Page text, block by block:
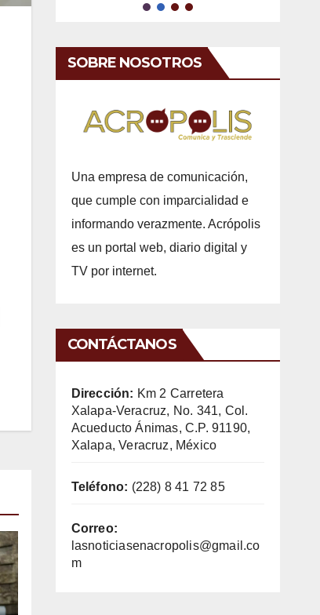
SOBRE NOSOTROS
Una empresa de comunicación,
que cumple con imparcialidad e
informando verazmente. Acrópolis
es un portal web, diario digital y
TV por internet.
CONTÁCTANOS
Dirección: Km 2 Carretera
Xalapa-Veracruz, No. 341, Col.
Acueducto Ánimas, C.P. 91190,
Xalapa, Veracruz, México
Teléfono: (228) 8 41 72 85
Correo:
lasnoticiasenacropolis@gmail.co
m